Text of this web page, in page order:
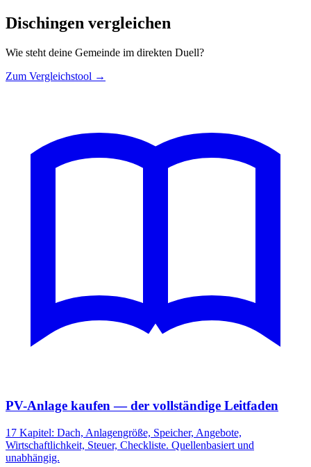
Dischingen vergleichen
Wie steht deine Gemeinde im direkten Duell?
Zum Vergleichstool →
PV-Anlage kaufen — der vollständige Leitfaden
17 Kapitel: Dach, Anlagengröße, Speicher, Angebote,
Wirtschaftlichkeit, Steuer, Checkliste. Quellenbasiert und
unabhängig.